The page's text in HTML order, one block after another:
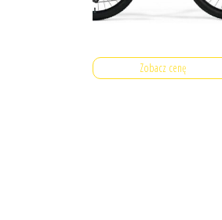
Zobacz cenę